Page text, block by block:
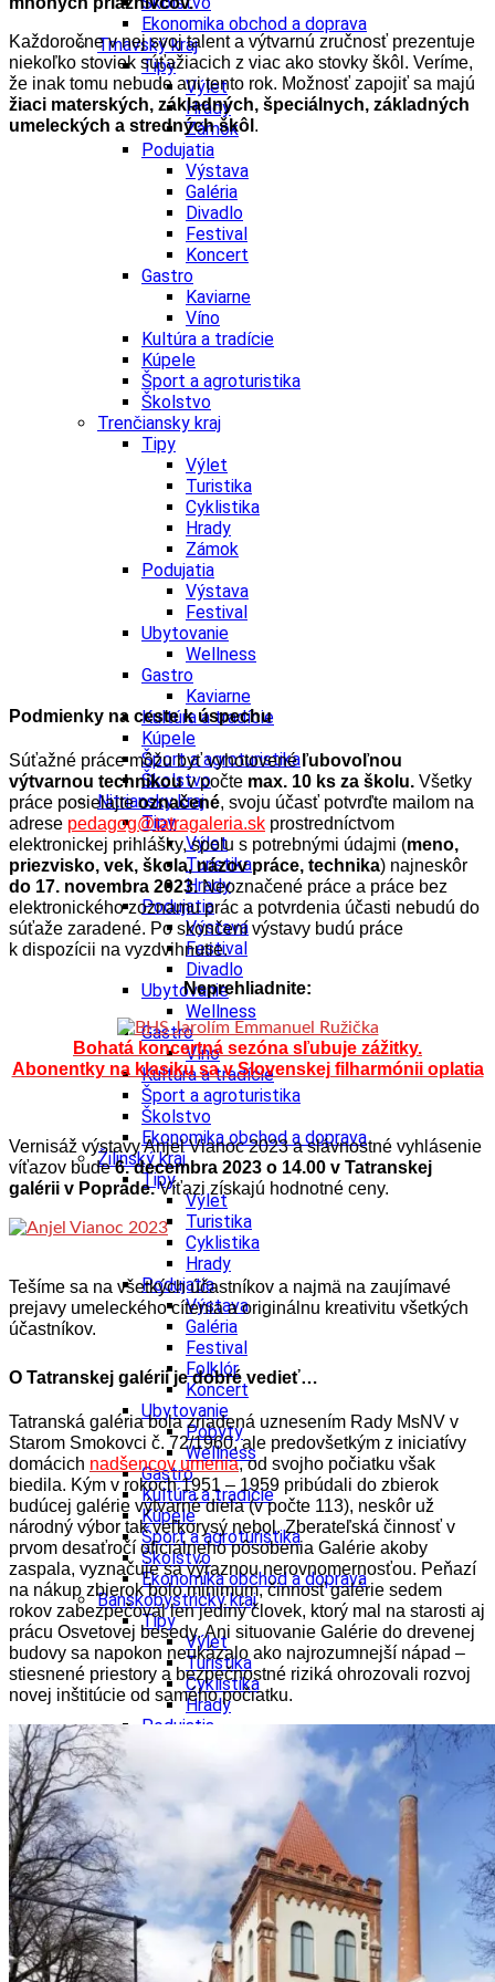
Ekonomika obchod a doprava
Trnavský kraj
Tipy
Výlet
Hrady
Zámok
Podujatia
Výstava
Galéria
Divadlo
Festival
Koncert
Gastro
Kaviarne
Víno
Kultúra a tradície
Kúpele
Šport a agroturistika
Školstvo
Trenčiansky kraj
Tipy
Výlet
Turistika
Cyklistika
Hrady
Zámok
Podujatia
Výstava
Festival
Ubytovanie
Wellness
Gastro
Kaviarne
Kultúra a tradície
Kúpele
Šport a agroturistika
Školstvo
Nitriansky kraj
Tipy
Výlet
Turistika
Hrady
Podujatia
Výstava
Festival
Divadlo
Ubytovanie
Wellness
Gastro
Víno
Kultúra a tradície
Šport a agroturistika
Školstvo
Ekonomika obchod a doprava
Žilinský kraj
Tipy
Výlet
Turistika
Cyklistika
Hrady
Podujatia
Výstava
Galéria
Festival
Folklór
Koncert
Ubytovanie
Pobyty
Wellness
Gastro
Kultúra a tradície
Kúpele
Šport a agroturistika
Školstvo
Ekonomika obchod a doprava
Banskobystrický kraj
Tipy
Výlet
Turistika
Cyklistika
Hrady
Podujatia
Folklór
Wellness
Kaviarne
Kultúra a tradície
Kúpele
Šport a agroturistika
Každoročne v nej svoj talent a výtvarnú zručnosť prezentuje
niekoľko stoviek súťažiacich z viac ako stovky škôl. Veríme,
že inak tomu nebude ani tento rok. Možnosť zapojiť sa majú
žiaci materských, základných, špeciálnych, základných
umeleckých a stredných škôl .
Podmienky na ceste k úspechu
Súťažné práce môžu byť vyhotovené ľubovoľnou
výtvarnou technikouv počte max. 10 ks za školu. Všetky
práce posielajteoznačené, svoju účasť potvrďte mailom na
adrese pedagog@tatragaleria.sk prostredníctvom
elektronickej prihlášky, spolu s potrebnými údajmi (meno,
priezvisko, vek, škola, názov práce, technika) najneskôr
do 17. novembra 2023.Neoznačené práce a práce bez
elektronického zoznamu prác a potvrdenia účasti nebudú do
súťaže zaradené. Po skončení výstavy budú práce
k dispozícii na vyzdvihnutie.
Neprehliadnite:
Bohatá koncertná sezóna sľubuje zážitky.
Abonentky na klasiku sa v Slovenskej filharmónii oplatia
Vernisáž výstavy Anjel Vianoc 2023 a slávnostné vyhlásenie
víťazov bude6.decembra 2023 o 14.00 v Tatranskej
galérii v Poprade.Víťazi získajú hodnotné ceny.
Tešíme sa na všetkých účastníkov a najmä na zaujímavé
prejavy umeleckého cítenia a originálnu kreativitu všetkých
účastníkov.
O Tatranskej galérii je dobré vedieť…
Tatranská galéria bola zriadená uznesením Rady MsNV v
Starom Smokovci č. 72/1960, ale predovšetkým z iniciatívy
domácich nadšencov umenia, od svojho počiatku však
biedila. Kým v rokoch 1951 – 1959 pribúdali do zbierok
budúcej galérie výtvarné diela (v počte 113), neskôr už
národný výbor tak veľkorysý nebol. Zberateľská činnosť v
prvom desaťročí oficiálneho pôsobenia Galérie akoby
zaspala, vyznačuje sa výraznou nerovnomernosťou. Peňazí
na nákup zbierok bolo minimum, činnosť galérie sedem
rokov zabezpečoval len jediný človek, ktorý mal na starosti aj
prácu Osvetovej besedy. Ani situovanie Galérie do drevenej
budovy sa napokon neukázalo ako najrozumnejší nápad –
stiesnené priestory a bezpečnostné riziká ohrozovali rozvoj
novej inštitúcie od samého počiatku.